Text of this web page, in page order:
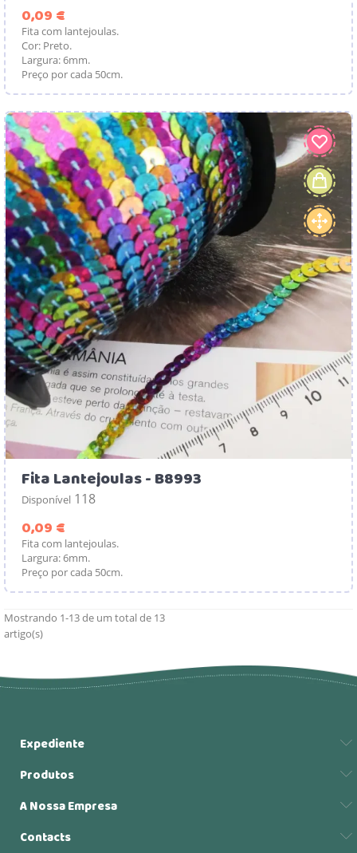
0,09 €
Fita com lantejoulas.
Cor: Preto.
Largura: 6mm.
Preço por cada 50cm.
Fita Lantejoulas - B8993
Disponível 118
0,09 €
Fita com lantejoulas.
Largura: 6mm.
Preço por cada 50cm.
Mostrando 1-13 de um total de 13
artigo(s)
Expediente
Produtos
A Nossa Empresa
Contacts